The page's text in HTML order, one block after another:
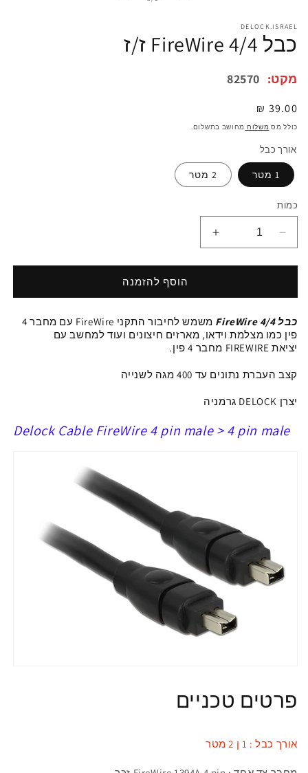
DELOCK.ISRAEL
כבל FireWire 4/4 ז/ז
מקט: 82570
מחיר
רגיל
39.00 ₪
כולל מס משלוח מחושב בתשלום.
אורך כבל
1 מטר 2 מטר
כמות
הפחתת
כמות
ל
FireWire
ז/ז
הגדלת
כמות
ל
FireWire
ז/ז
הוסף להזמנה
כבלFireWire 4/4 משמש לחיבור
התקני FireWire עם מחבר 4
פין כמו מצלמת וידאו, מארזים חיצונים ועוד למחשב עם
יציאת FIREWIRE מחבר 4 פין.
קצב העברת נתונים עד 400 מגה לשנייה
יצרן DELOCK גרמניה
Delock Cable FireWire 4 pin male > 4 pin male
פרטים טכניים
אורך כבל : 1 ן 2 מטר